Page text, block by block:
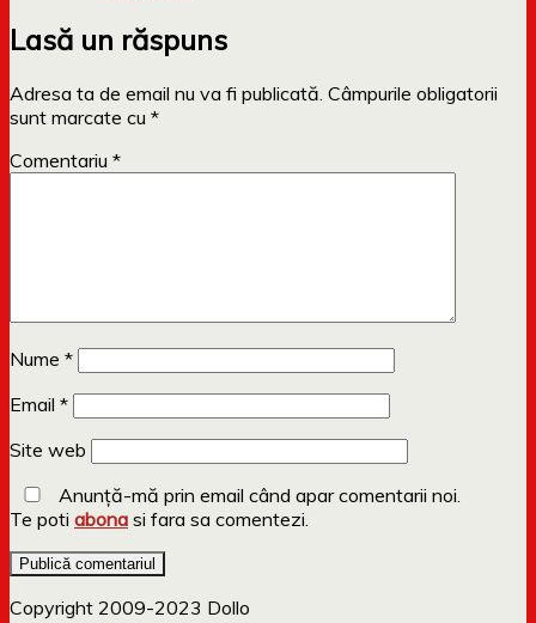
Lasă un răspuns
Adresa ta de email nu va fi publicată. Câmpurile obligatorii
sunt marcate cu *
Comentariu *
Nume *
Email *
Site web
Anunță-mă prin email când apar comentarii noi.
Te poti abona si fara sa comentezi.
Copyright 2009-2023 Dollo